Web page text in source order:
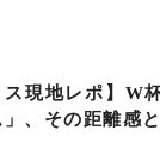
ス現地レポ】W
、その距離感